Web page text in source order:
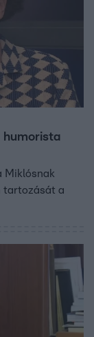
humorista
Miklósnak
tartozását a